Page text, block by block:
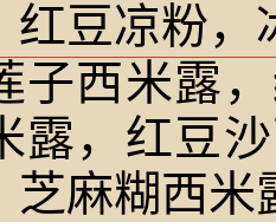
红豆凉粉，
子西米露
露，红豆
芝麻糊西米